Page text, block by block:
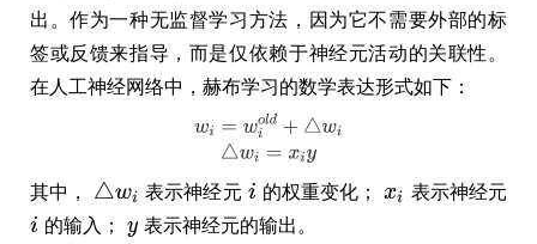
出。作为一种无监督学习方法，因为它不需要外部的标
签或反馈来指导，而是仅依赖于神经元活动的关联性。
在人工神经网络中，赫布学习的数学表达形式如下：
其中， 表示神经元 的权重变化；
表示神经元
的输入；
表示神经元的输出。